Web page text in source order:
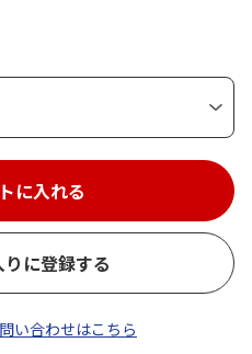
に入れる
に登録する
い合わせはこちら